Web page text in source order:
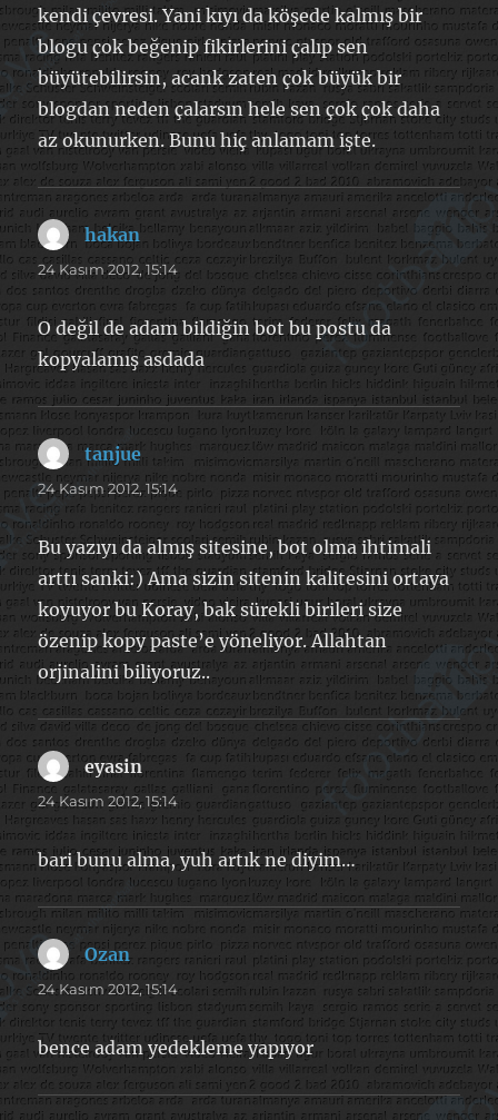
kendi çevresi. Yani kıyı da köşede kalmış bir
blogu çok beğenip fikirlerini çalıp sen
büyütebilirsin, acank zaten çok büyük bir
blogdan neden çalarsın hele sen çok çok daha
az okunurken. Bunu hiç anlamam işte.
hakan dedi
ki:
24 Kasım 2012, 15:14
O değil de adam bildiğin bot bu postu da
kopyalamış asdada
tanjuededi
ki:
24 Kasım 2012, 15:14
Bu yazıyı da almış sitesine, bot olma ihtimali
arttı sanki:) Ama sizin sitenin kalitesini ortaya
koyuyor bu Koray, bak sürekli birileri size
özenip kopy paste’e yöneliyor. Allahtan
orjinalini biliyoruz..
eyasin dedi
ki:
24 Kasım 2012, 15:14
bari bunu alma, yuh artık ne diyim…
Ozan dedi
ki:
24 Kasım 2012, 15:14
bence adam yedekleme yapıyor